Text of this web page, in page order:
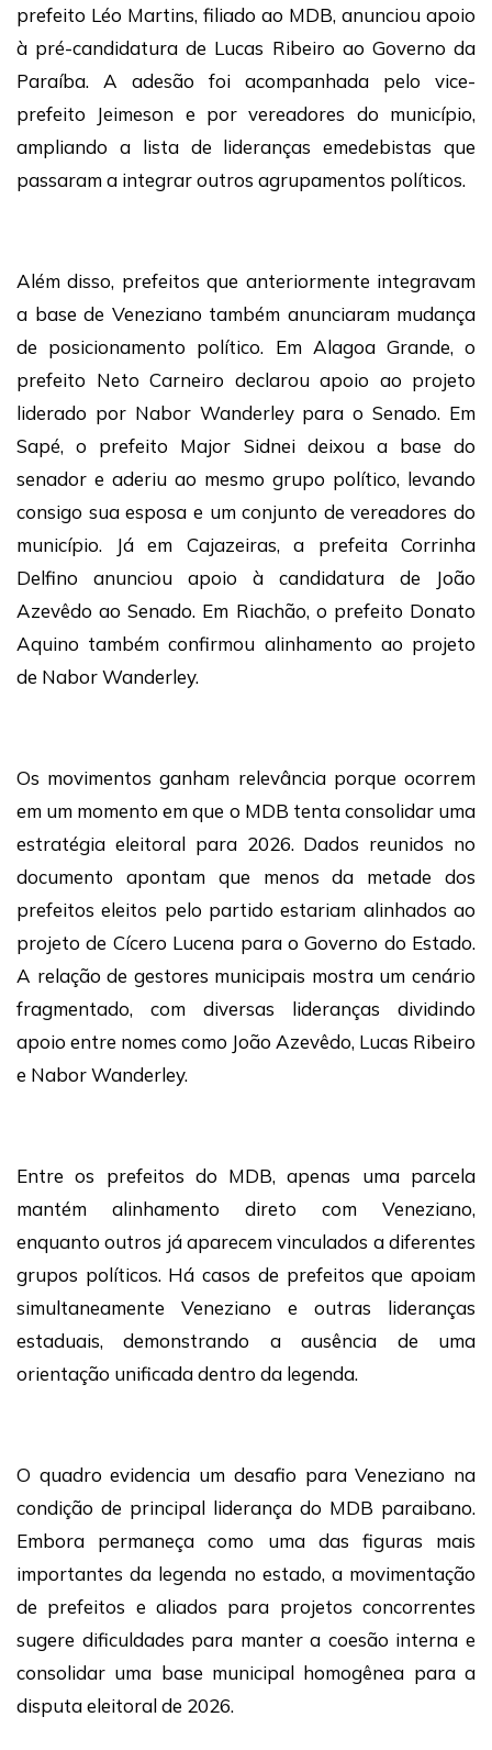
prefeito Léo Martins, filiado ao MDB, anunciou apoio
à pré-candidatura de Lucas Ribeiro ao Governo da
Paraíba. A adesão foi acompanhada pelo vice-
prefeito Jeimeson e por vereadores do município,
ampliando a lista de lideranças emedebistas que
passaram a integrar outros agrupamentos políticos.
Além disso, prefeitos que anteriormente integravam
a base de Veneziano também anunciaram mudança
de posicionamento político. Em Alagoa Grande, o
prefeito Neto Carneiro declarou apoio ao projeto
liderado por Nabor Wanderley para o Senado. Em
Sapé, o prefeito Major Sidnei deixou a base do
senador e aderiu ao mesmo grupo político, levando
consigo sua esposa e um conjunto de vereadores do
município. Já em Cajazeiras, a prefeita Corrinha
Delfino anunciou apoio à candidatura de João
Azevêdo ao Senado. Em Riachão, o prefeito Donato
Aquino também confirmou alinhamento ao projeto
de Nabor Wanderley.
Os movimentos ganham relevância porque ocorrem
em um momento em que o MDB tenta consolidar uma
estratégia eleitoral para 2026. Dados reunidos no
documento apontam que menos da metade dos
prefeitos eleitos pelo partido estariam alinhados ao
projeto de Cícero Lucena para o Governo do Estado.
A relação de gestores municipais mostra um cenário
fragmentado, com diversas lideranças dividindo
apoio entre nomes como João Azevêdo, Lucas Ribeiro
e Nabor Wanderley.
Entre os prefeitos do MDB, apenas uma parcela
mantém alinhamento direto com Veneziano,
enquanto outros já aparecem vinculados a diferentes
grupos políticos. Há casos de prefeitos que apoiam
simultaneamente Veneziano e outras lideranças
estaduais, demonstrando a ausência de uma
orientação unificada dentro da legenda.
O quadro evidencia um desafio para Veneziano na
condição de principal liderança do MDB paraibano.
Embora permaneça como uma das figuras mais
importantes da legenda no estado, a movimentação
de prefeitos e aliados para projetos concorrentes
sugere dificuldades para manter a coesão interna e
consolidar uma base municipal homogênea para a
disputa eleitoral de 2026.